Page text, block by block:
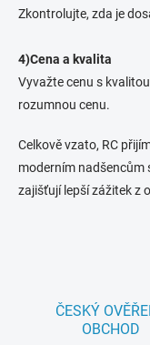
Zkontrolujte, zda je
4)Cena a kvalita
Vyvažte cenu s
rozumnou cenu.
Celkově vzato, RC
moderním nadšencům
zajišťují lepší zážitek z
ČESKÝ
OBCHOD